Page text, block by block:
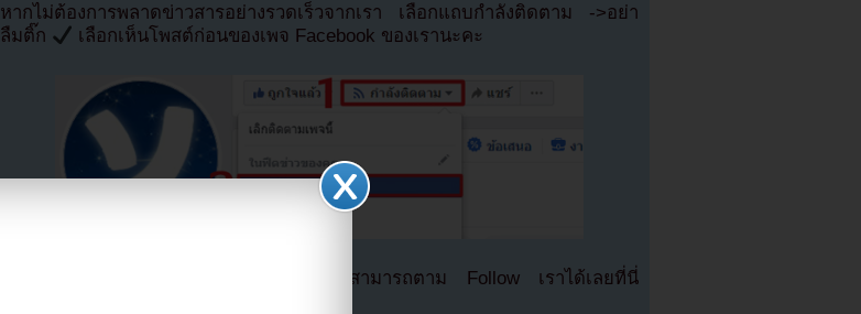
หากไม่ต้องการพลาดข่าวสารอย่างรวดเร็วจากเรา เลือกแถบกำลังติดตาม ->อย่า
ลืมติ๊ก
เลือกเห็นโพสต์ก่อนของเพจ Facebook ของเรานะคะ
ตอนนี้แฟนๆสามารถติดตามเราได้อีกช่องทางสามารถตาม Follow เราได้เลยที่นี่